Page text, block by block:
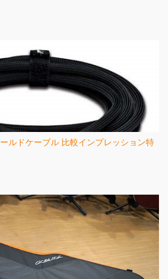
ルドケーブル 比較インプレッション特